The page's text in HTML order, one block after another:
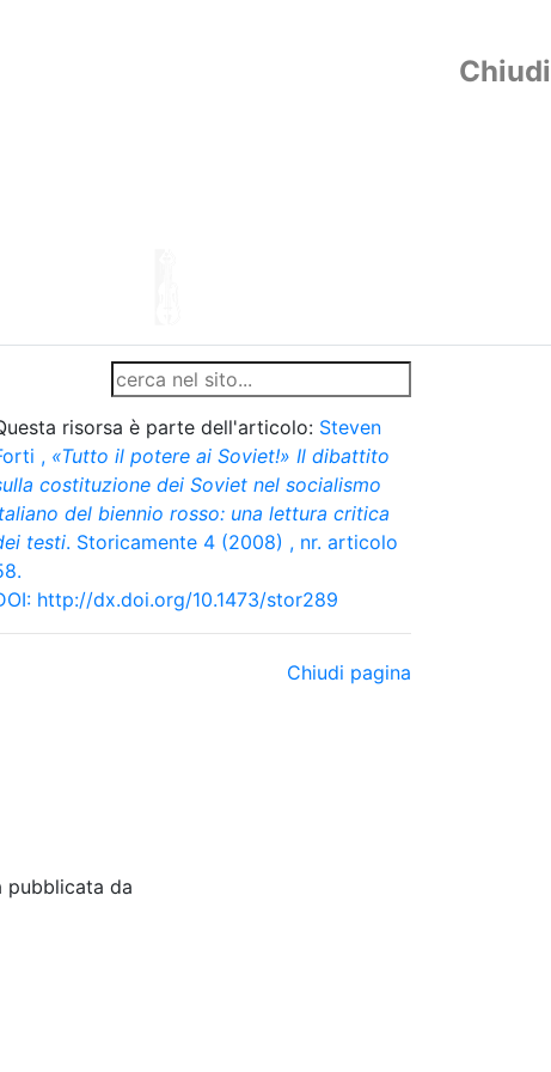
Chiudi
risorsa è parte dell'articolo: Steven
, «Tutto il potere ai Soviet!» Il dibattito
costituzione dei Soviet nel socialismo
del biennio rosso: una lettura critica
testi. Storicamente 4 (2008) , nr. articolo
http://dx.doi.org/10.1473/stor289
Chiudi pagina
pubblicata da